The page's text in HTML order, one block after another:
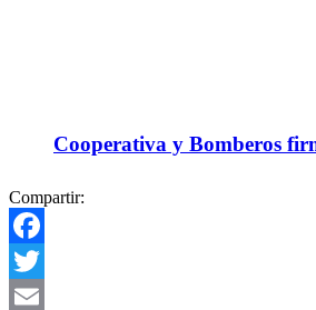
Cooperativa y Bomberos
Compartir:
Facebook
Twitter